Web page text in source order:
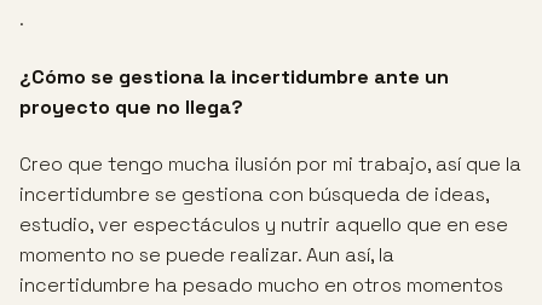
.
¿Cómo se gestiona la incertidumbre ante un
proyecto que no llega?
Creo que tengo mucha ilusión por mi trabajo, así que la
incertidumbre se gestiona con búsqueda de ideas,
estudio, ver espectáculos y nutrir aquello que en ese
momento no se puede realizar. Aun así, la
incertidumbre ha pesado mucho en otros momentos